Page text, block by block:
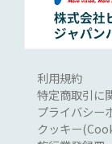
利用規約
特定商取引に
プライバシー
クッキー